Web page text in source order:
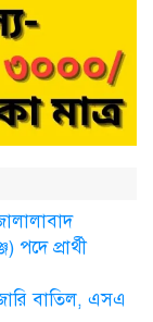
হলেন আওলাদ
যোগদান,
টাটা
পদে প্রার্থী
বাতিল, এসএ